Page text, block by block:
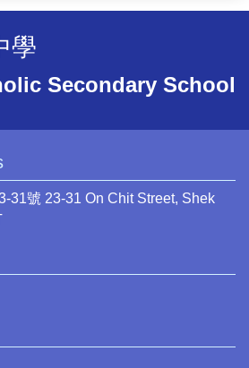
學
Secondary School
31號 23-31 On Chit Street, Shek